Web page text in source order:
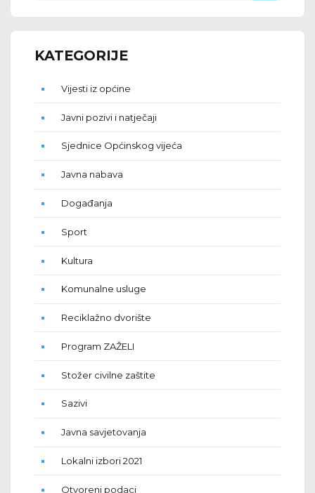
KATEGORIJE
Vijesti iz općine
Javni pozivi i natječaji
Sjednice Općinskog vijeća
Javna nabava
Događanja
Sport
Kultura
Komunalne usluge
Reciklažno dvorište
Program ZAŽELI
Stožer civilne zaštite
Sazivi
Javna savjetovanja
Lokalni izbori 2021
Otvoreni podaci